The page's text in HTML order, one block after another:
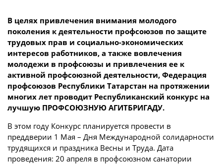
В целях привлечения внимания молодого
поколения к деятельности профсоюзов по защите
трудовых прав и социально-экономических
интересов работников, а также вовлечения
молодежи в профсоюзы и привлечения ее к
активной профсоюзной деятельности, Федерация
профсоюзов Республики Татарстан на протяжении
многих лет проводит Республиканский конкурс на
лучшую ПРОФСОЮЗНУЮ АГИТБРИГАДУ.
В этом году Конкурс планируется провести в
преддверии 1 Мая – Дня Международной солидарности
трудящихся и праздника Весны и Труда. Дата
проведения: 20 апреля в профсоюзном санатории